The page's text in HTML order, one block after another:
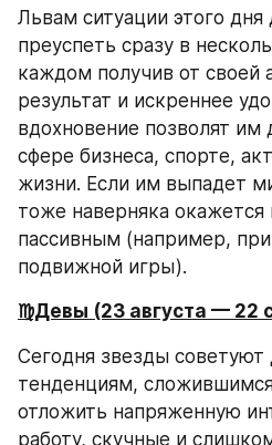
Львам ситуации этого
преуспеть сразу в
каждом получив от своей
результат и искреннее
вдохновение позволят им
сфере бизнеса, спорте,
жизни. Если им выпадет
тоже наверняка
пассивным (например,
подвижной игры).
♍️Девы (23 августа — 22
Сегодня звезды советуют
тенденциям,
отложить напряженную
работу, скучные и